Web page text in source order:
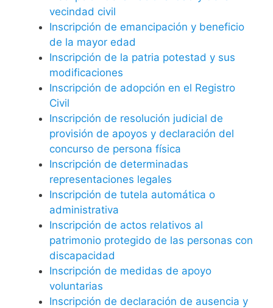
vecindad civil
Inscripción de emancipación y beneficio
de la mayor edad
Inscripción de la patria potestad y sus
modificaciones
Inscripción de adopción en el Registro
Civil
Inscripción de resolución judicial de
provisión de apoyos y declaración del
concurso de persona física
Inscripción de determinadas
representaciones legales
Inscripción de tutela automática o
administrativa
Inscripción de actos relativos al
patrimonio protegido de las personas con
discapacidad
Inscripción de medidas de apoyo
voluntarias
Inscripción de declaración de ausencia y